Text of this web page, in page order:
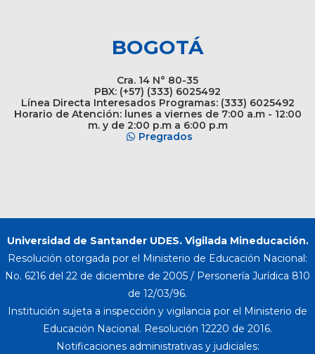
BOGOTÁ
Cra. 14 N° 80-35
PBX: (+57) (333) 6025492
Línea Directa Interesados Programas: (333) 6025492
Horario de Atención: lunes a viernes de 7:00 a.m - 12:00
m. y de 2:00 p.m a 6:00 p.m
Pregrados
Universidad de Santander UDES. Vigilada Mineducación.
Resolución otorgada por el Ministerio de Educación Nacional:
No. 6216 del 22 de diciembre de 2005 / Personería Jurídica 810
de 12/03/96.
Institución sujeta a inspección y vigilancia por el Ministerio de
Educación Nacional. Resolución 12220 de 2016.
Notificaciones administrativas y judiciales: